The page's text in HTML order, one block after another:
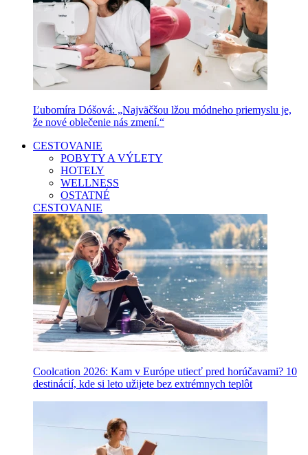
Ľubomíra Dóšová: „Najväčšou lžou módneho priemyslu je,
že nové oblečenie nás zmení.“
CESTOVANIE
POBYTY A VÝLETY
HOTELY
WELLNESS
OSTATNÉ
CESTOVANIE
Coolcation 2026: Kam v Európe utiecť pred horúčavami? 10
destinácií, kde si leto užijete bez extrémnych teplôt